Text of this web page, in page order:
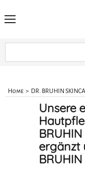
Home > DR. BRUHIN
Unsere
BRUHIN
ergänzt
BRUHIN